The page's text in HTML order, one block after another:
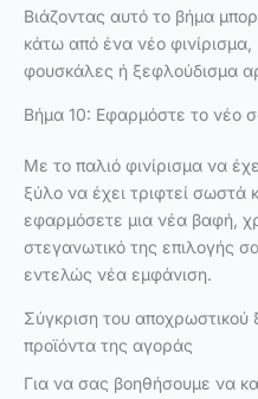
Βιάζοντας αυτό το βήμα
κάτω από ένα νέο
φουσκάλες ή ξεφλούδισμα
Βήμα 10: Εφαρμόστε το νέο
Με το παλιό φινίρισμα να
ξύλο να έχει τριφτεί σωστά
εφαρμόσετε μια νέα βαφή,
στεγανωτικό της επιλογής
εντελώς νέα εμφάνιση.
Σύγκριση του
προϊόντα της αγοράς
Για να σας βοηθήσουμε να